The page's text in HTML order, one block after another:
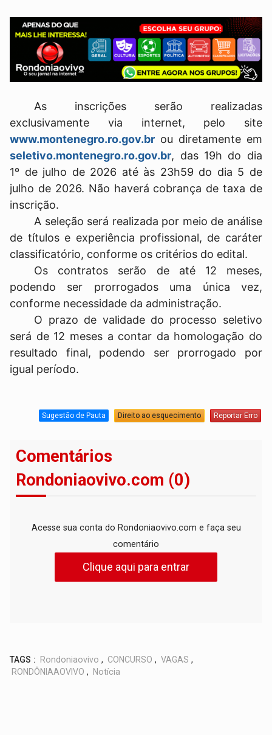
As inscrições serão realizadas
exclusivamente via internet, pelo site
www.montenegro.ro.gov.br ou diretamente em
seletivo.montenegro.ro.gov.br, das 19h do dia
1º de julho de 2026 até às 23h59 do dia 5 de
julho de 2026. Não haverá cobrança de taxa de
inscrição.
A seleção será realizada por meio de análise
de títulos e experiência profissional, de caráter
classificatório, conforme os critérios do edital.
Os contratos serão de até 12 meses,
podendo ser prorrogados uma única vez,
conforme necessidade da administração.
O prazo de validade do processo seletivo
será de 12 meses a contar da homologação do
resultado final, podendo ser prorrogado por
igual período.
Sugestão de Pauta Direito ao esquecimento Reportar Erro
Comentários
Rondoniaovivo.com (0)
Acesse sua conta do Rondoniaovivo.com e faça seu
comentário
Clique aqui para entrar
TAGS : Rondoniaovivo , CONCURSO , VAGAS ,
RONDÔNIAAOVIVO , Notícia